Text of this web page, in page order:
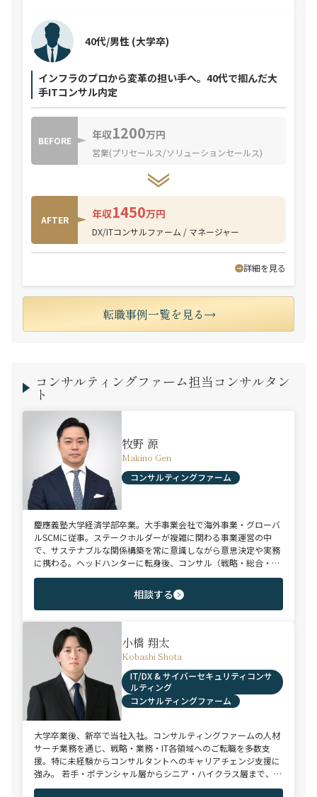
インフラのプロから変革の担い手へ。40代で掴んだ大
手ITコンサル内定
40代/男性 (大学卒)
BEFORE 年収1200万円
営業(プリセールス/ソリューションセールス)
AFTER 年収1450万円
DX/ITコンサルファーム / マネージャー
詳細を見る
転職事例一覧を見る
コンサルティングファーム担当コンサルタン
ト
牧野 源
Makino Gen
コンサルティングファーム
慶應義塾大学経済学部卒業。大手事業会社で海外事業・グローバ
ルSCMに従事。ステークホルダーが複雑に関わる事業運営の中
で、サステナブルな関係構築を常に意識しながら意思決定や実務
に携わる。ヘッドハンターに転身後、コンサル（戦略・総合・
FAS）、総合商社、投資銀行、大手事業会社を始めとする幅広い
領域で、若手～エグゼクティブまでご支援実績多数。
相談する
小橋 翔太
Kobashi Shota
IT/DX & サイバーセキュリティコンサ
ルティング
コンサルティングファーム
大学卒業後、新卒で当社入社。コンサルティングファームの人材
サーチ業務を通じ、戦略・業務・IT各領域へのご転職を多数支
援。特に未経験からコンサルタントへのキャリアチェンジ支援に
強み。 若手・ポテンシャル層からシニア・ハイクラス層まで、候
補者様のご志向と市場動向を踏まえ最適なキャリアをご提案させ